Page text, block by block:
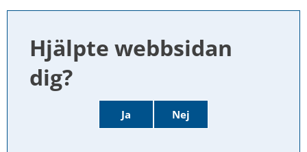
Hjälpte webbsidan
dig?
Ja Nej